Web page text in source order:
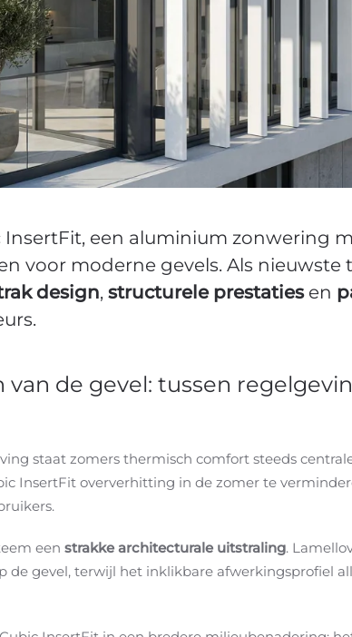
InsertFit, een aluminium zonwering
voor moderne gevels. Als nieuwste
design, structurele prestatiesen
de gevel: tussen
staat zomers thermisch comfort steeds
InsertFit oververhitting in de zomer te
een strakke architecturale uitstraling.
gevel, terwijl het inklikbare afwerkingsprofiel